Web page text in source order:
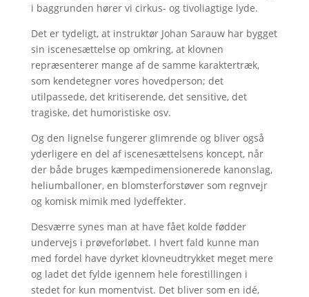
i baggrunden hører vi cirkus- og tivoliagtige lyde.
Det er tydeligt, at instruktør Johan Sarauw har bygget
sin iscenesættelse op omkring, at klovnen
repræsenterer mange af de samme karaktertræk,
som kendetegner vores hovedperson; det
utilpassede, det kritiserende, det sensitive, det
tragiske, det humoristiske osv.
Og den lignelse fungerer glimrende og bliver også
yderligere en del af iscenesættelsens koncept, når
der både bruges kæmpedimensionerede kanonslag,
heliumballoner, en blomsterforstøver som regnvejr
og komisk mimik med lydeffekter.
Desværre synes man at have fået kolde fødder
undervejs i prøveforløbet. I hvert fald kunne man
med fordel have dyrket klovneudtrykket meget mere
og ladet det fylde igennem hele forestillingen i
stedet for kun momentvist. Det bliver som en idé,